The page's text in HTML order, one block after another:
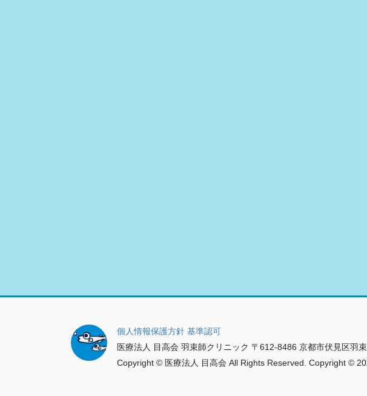
個人情報保護方針 基準認可
医療法人 目高会 羽束師クリニック 〒612-8486 京都市伏見区
Copyright © 医療法人 目高会 All Rights Reserved. Copyright ©